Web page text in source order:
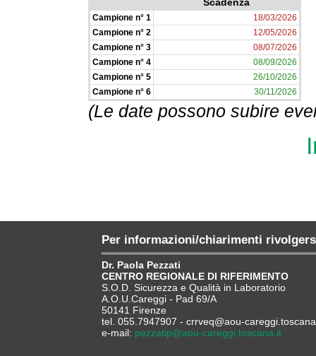
Campione n° 1
18/03/2026
Campione n° 2
12/05/2026
Campione n° 3
08/07/2026
Campione n° 4
08/09/2026
Campione n° 5
26/10/2026
Campione n° 6
30/11/2026
(Le date possono subire
Per informazioni/chiarimenti
Dr. Paola Pezzati
CENTRO REGIONALE DI RIFERIMENTO
S.O.D. Sicurezza e Qualità in Laboratorio
A.O.U.Careggi - Pad 69/A
50141 Firenze
tel. 055.7947907 - crrveq@aou-
e-mail: pezzatip@aou-careggi.toscana.it